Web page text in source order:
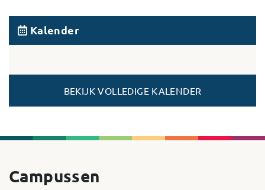
Kalender
BEKIJK VOLLEDIGE KALENDER
Campussen